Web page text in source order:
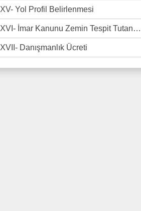
XV- Yol Profil Belirlenmesi
XVI- İmar Kanunu Zemin Tespit Tutanağı
XVII- Danışmanlık Ücreti